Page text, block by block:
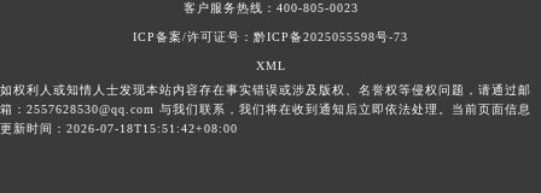
客户服务热线： 400-805-0023
ICP备案/许可证号：黔ICP备2025055598号-73
XML
如权利人或知情人士发现本站内容存在事实错误或涉及版权、名誉权等侵权问题，请通过邮
箱：2557628530@qq.com 与我们联系，我们将在收到通知后立即依法处理。当前页面信息
更新时间：2026-07-18T15:51:42+08:00